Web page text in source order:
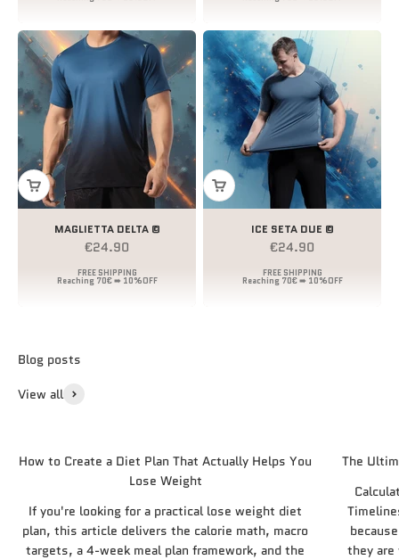
MAGLIETTA DELTA ©
Prezzo scontato
€24.90
ICE SETA DUE ©
Prezzo scontato
€24.90
View all
How to Create a Diet Plan That Actually Helps You
Lose Weight
If you're looking for a practical lose weight diet
plan, this article delivers the calorie math, macro
targets, a 4-week meal plan framework, and the
The
they